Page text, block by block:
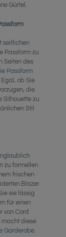
Gürtel.
seitlichen
Passform zu
Seiten des
Passform
ob Sie
die
Silhouette zu
Stil
zu formellen
frischen
Blazer
sie lässig
für einen
von Cord
macht diese
Garderobe.